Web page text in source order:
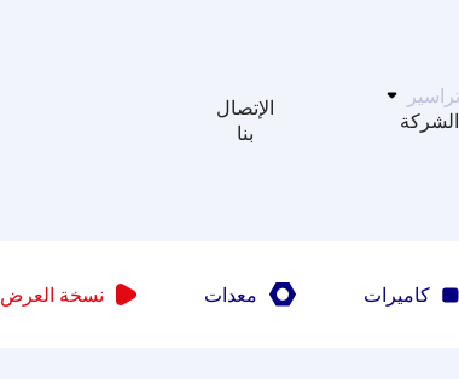
الإتصال
بنا
كاميرات معدات نسخة العرض